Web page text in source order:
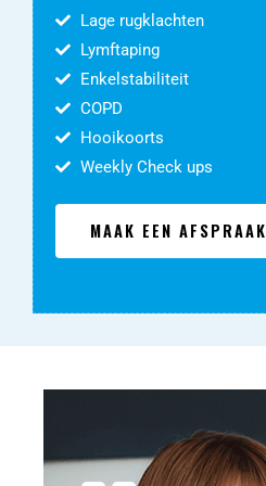
Lage rugklachten
Lymftaping
Enkelstabiliteit
COPD
Hooikoorts
Weekly Check ups
MAAK EEN AFSPRAAK